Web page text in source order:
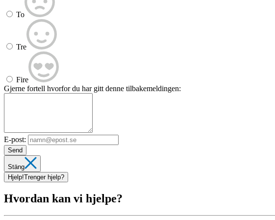
To
Tre
Fire
Gjerne fortell hvorfor du har gitt denne tilbakemeldingen:
E-post:
Send
Stäng
Hjelp!Trenger hjelp?
Hvordan kan vi hjelpe?